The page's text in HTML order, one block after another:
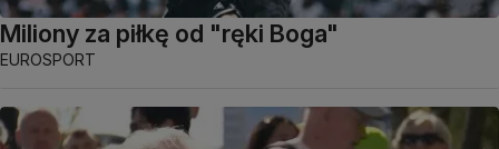
Miliony za piłkę od "ręki Boga"
EUROSPORT